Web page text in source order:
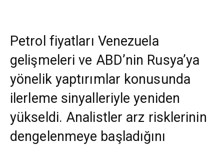
Petrol fiyatları Venezuela
gelişmeleri ve ABD’nin Rusya’ya
yönelik yaptırımlar konusunda
ilerleme sinyalleriyle yeniden
yükseldi. Analistler arz risklerinin
dengelenmeye başladığını